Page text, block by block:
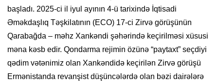
başladı. 2025-ci il iyul ayının 4-ü tarixində İqtisadi
Əməkdaşlıq Təşkilatının (ECO) 17-ci Zirvə görüşünün
Qarabağda – məhz Xankəndi şəhərində keçirilməsi xüsusi
məna kəsb edir. Qondarma rejimin özünə “paytaxt” seçdiyi
qədim vətənimiz olan Xankəndidə keçirilən Zirvə görüşü
Ermənistanda revanşist düşüncələrdə olan bəzi dairələrə